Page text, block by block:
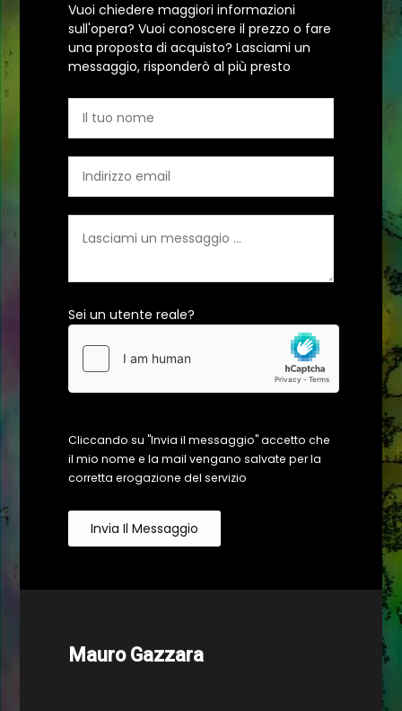
Vuoi chiedere maggiori informazioni
sull'opera? Vuoi conoscere il prezzo o fare
una proposta di acquisto? Lasciami un
messaggio, risponderò al più presto
Sei un utente reale?
Cliccando su "Invia il messaggio" accetto che
il mio nome e la mail vengano salvate per la
corretta erogazione del servizio
Invia Il Messaggio
Mauro Gazzara